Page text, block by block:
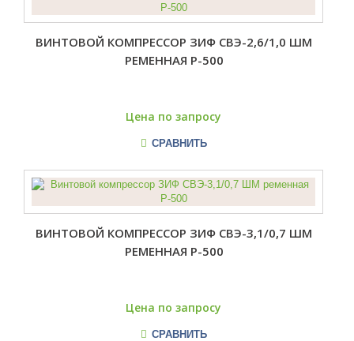
ВИНТОВОЙ КОМПРЕССОР ЗИФ СВЭ-2,6/1,0 ШМ
РЕМЕННАЯ Р-500
Цена по запросу
СРАВНИТЬ
ВИНТОВОЙ КОМПРЕССОР ЗИФ СВЭ-3,1/0,7 ШМ
РЕМЕННАЯ Р-500
Цена по запросу
СРАВНИТЬ